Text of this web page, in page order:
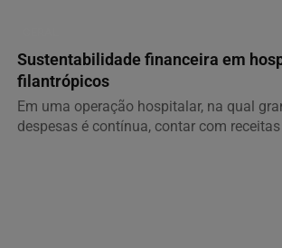
Sustentabilidade financeira em
filantrópicos
Em uma operação hospitalar, na qual
despesas é contínua, contar com